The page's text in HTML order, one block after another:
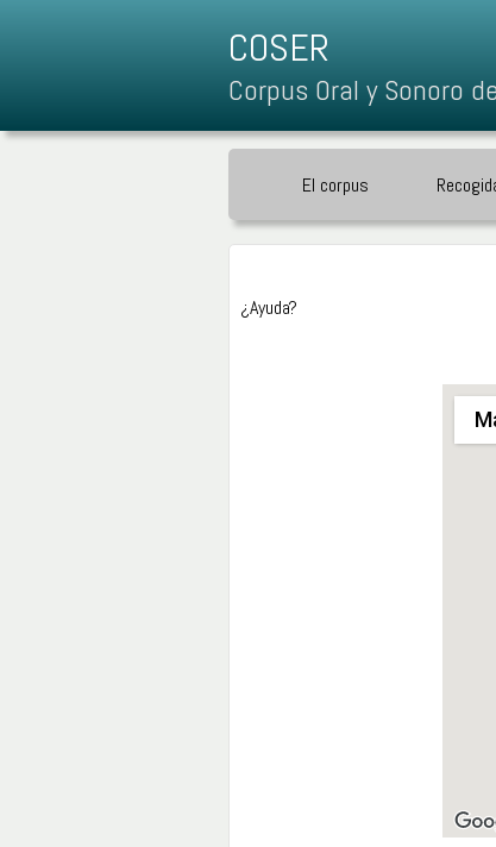
COSER
Corpus Oral y Sonoro
El corpus
¿Ayuda?